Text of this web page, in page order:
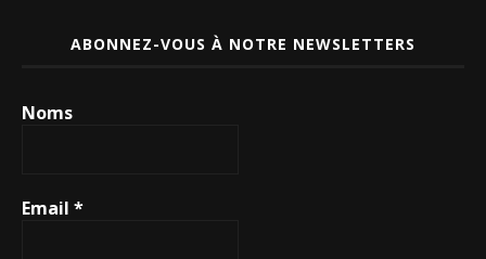
ABONNEZ-VOUS À NOTRE NEWSLETTERS
Noms
Email *